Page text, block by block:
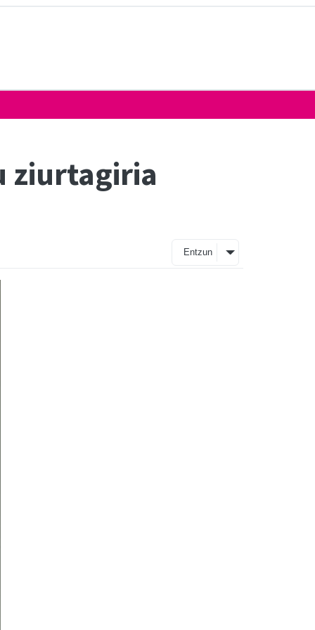
ziurtagiria
Entzun